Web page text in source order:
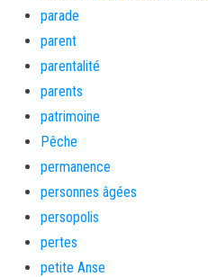
parade
parent
parentalité
parents
patrimoine
Pêche
permanence
personnes âgées
persopolis
pertes
petite Anse